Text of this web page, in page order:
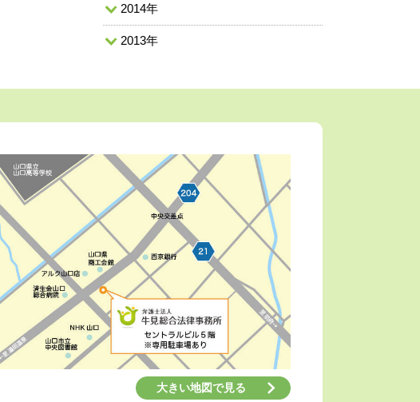
2014年
2013年
大きい地図で見る